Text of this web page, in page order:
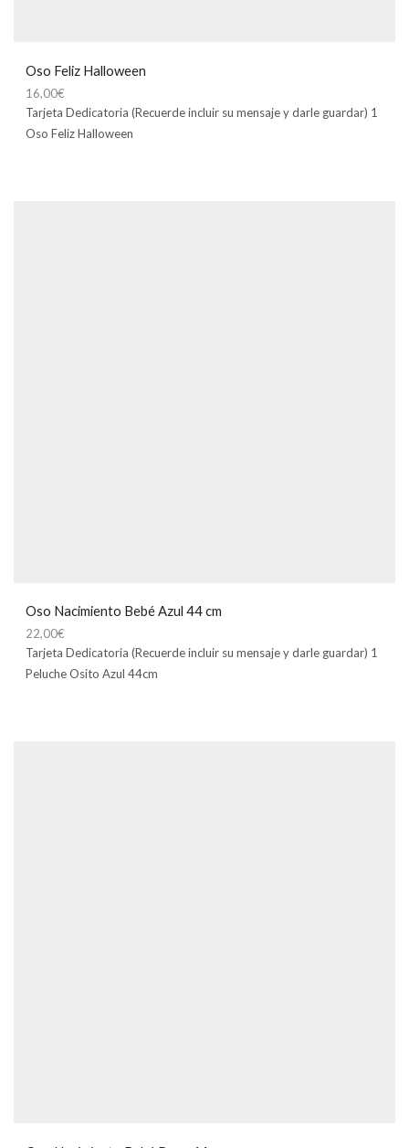
Oso Feliz Halloween
16,00€
Tarjeta Dedicatoria (Recuerde incluir su mensaje y darle guardar) 1
Oso Feliz Halloween
Oso Nacimiento Bebé Azul 44 cm
22,00€
Tarjeta Dedicatoria (Recuerde incluir su mensaje y darle guardar) 1
Peluche Osito Azul 44cm